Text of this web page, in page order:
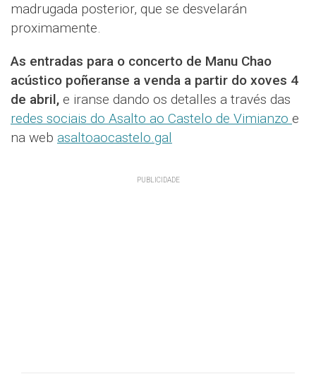
madrugada posterior, que se desvelarán
proximamente.
As entradas para o concerto de Manu Chao
acústico poñeranse a venda a partir do xoves 4
de abril, e iranse dando os detalles a través das
redes sociais do Asalto ao Castelo de Vimianzo e
na web asaltoaocastelo.gal